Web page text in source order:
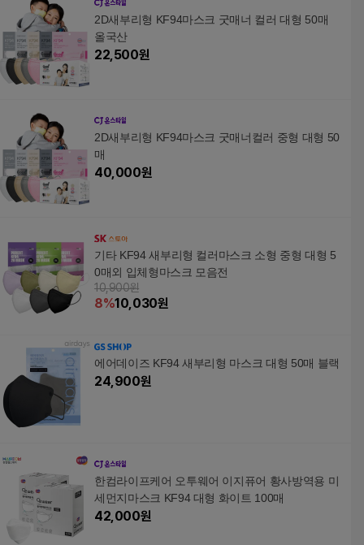
2D새부리형 KF94마스크 굿매너 컬러 대형 50매
올국산
22,500원
2D새부리형 KF94마스크 굿매너컬러 중형 대형 50
매
40,000원
기타 KF94 새부리형 컬러마스크 소형 중형 대형 5
0매외 입체형마스크 모음전
10,900원
8%10,030원
에어데이즈 KF94 새부리형 마스크 대형 50매 블랙
24,900원
한컴라이프케어 오투웨어 이지퓨어 황사방역용 미
세먼지마스크 KF94 대형 화이트 100매
42,000원